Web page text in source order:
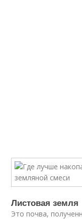
Листовая земля
Это почва,